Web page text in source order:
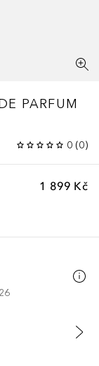
PARFUM
0 (0)
1 899 Kč